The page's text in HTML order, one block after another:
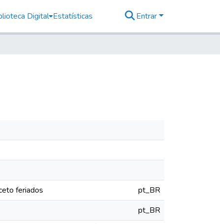
Digital Estatísticas Entrar
feriados
pt_BR
pt_BR